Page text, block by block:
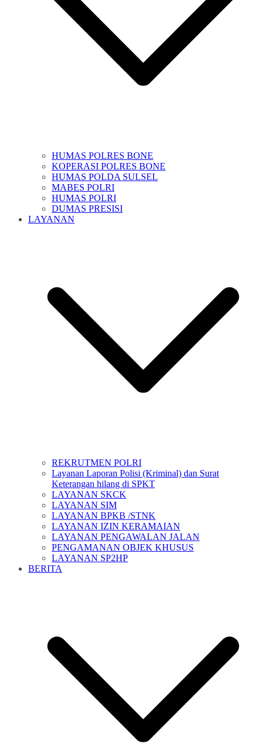
HUMAS POLRES BONE
KOPERASI POLRES BONE
HUMAS POLDA SULSEL
MABES POLRI
HUMAS POLRI
DUMAS PRESISI
LAYANAN
REKRUTMEN POLRI
Layanan Laporan Polisi (Kriminal) dan Surat
Keterangan hilang di SPKT
LAYANAN SKCK
LAYANAN SIM
LAYANAN BPKB /STNK
LAYANAN IZIN KERAMAIAN
LAYANAN PENGAWALAN JALAN
PENGAMANAN OBJEK KHUSUS
LAYANAN SP2HP
BERITA